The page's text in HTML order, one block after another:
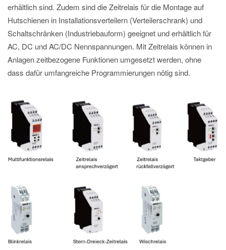
erhältlich sind. Zudem sind die Zeitrelais für die Montage auf
Hutschienen in Installationsverteilern (Verteilerschrank) und
Schaltschränken (Industriebauform) geeignet und erhältlich für
AC, DC und AC/DC Nennspannungen. Mit Zeitrelais können in
Anlagen zeitbezogene Funktionen umgesetzt werden, ohne
dass dafür umfangreiche Programmierungen nötig sind.